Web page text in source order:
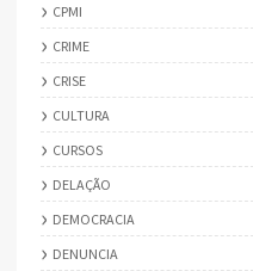
CPMI
CRIME
CRISE
CULTURA
CURSOS
DELAÇÃO
DEMOCRACIA
DENUNCIA